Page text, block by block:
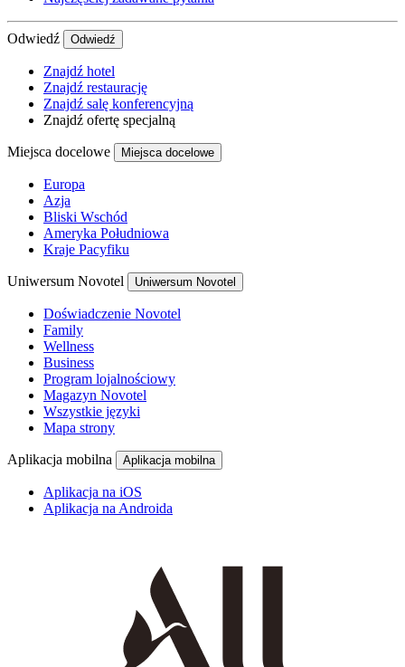
Odwiedź Odwiedź
Znajdź hotel
Znajdź restaurację
Znajdź salę konferencyjną
Znajdź ofertę specjalną
Miejsca docelowe Miejsca docelowe
Europa
Azja
Bliski Wschód
Ameryka Południowa
Kraje Pacyfiku
Uniwersum Novotel Uniwersum Novotel
Doświadczenie Novotel
Family
Wellness
Business
Program lojalnościowy
Magazyn Novotel
Wszystkie języki
Mapa strony
Aplikacja mobilna Aplikacja mobilna
Aplikacja na iOS
Aplikacja na Androida